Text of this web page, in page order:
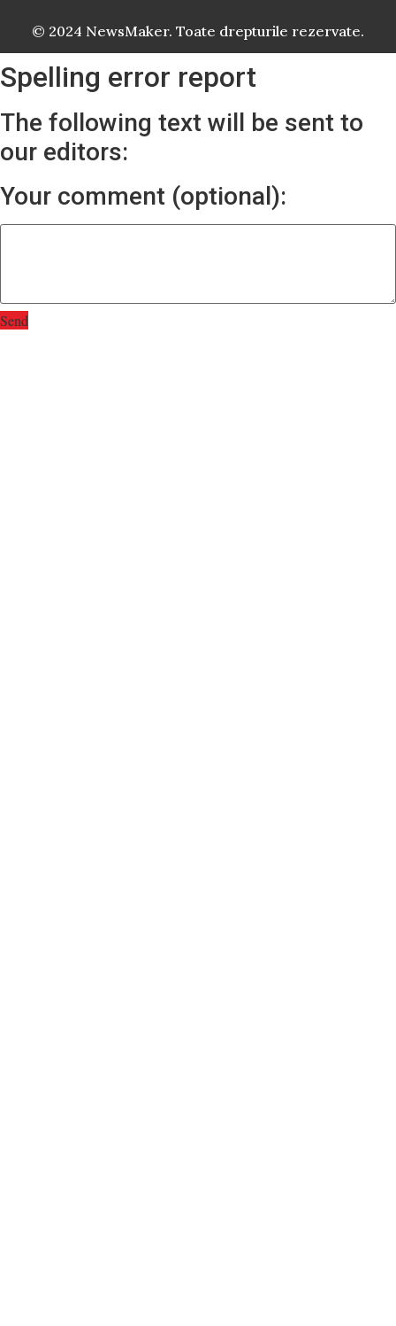
© 2024 NewsMaker. Toate drepturile rezervate.
Spelling error report
The following text will be sent to
our editors:
Your comment (optional):
Send